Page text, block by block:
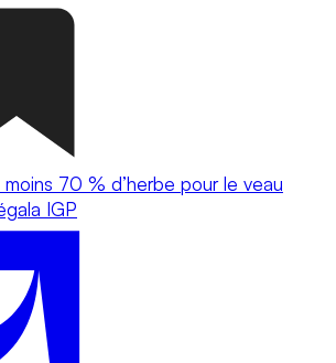
moins 70 % d’herbe pour le veau
IGP